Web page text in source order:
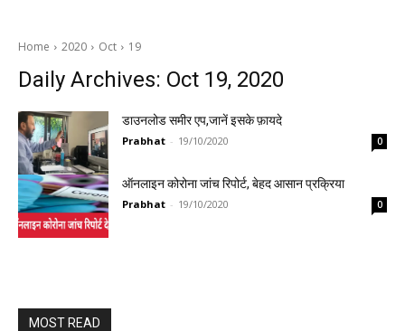
Home 2020 Oct 19
Daily Archives: Oct 19, 2020
डाउनलोड समीर एप,जानें इसके फ़ायदे
Prabhat - 19/10/2020 0
ऑनलाइन कोरोना जांच रिपोर्ट, बेहद आसान प्रक्रिया
Prabhat - 19/10/2020 0
MOST READ